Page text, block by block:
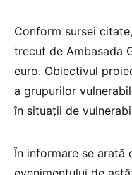
Conform sursei
trecut de Ambasada
euro. Obiectivul
a grupurilor
în situații de
În informare se arată